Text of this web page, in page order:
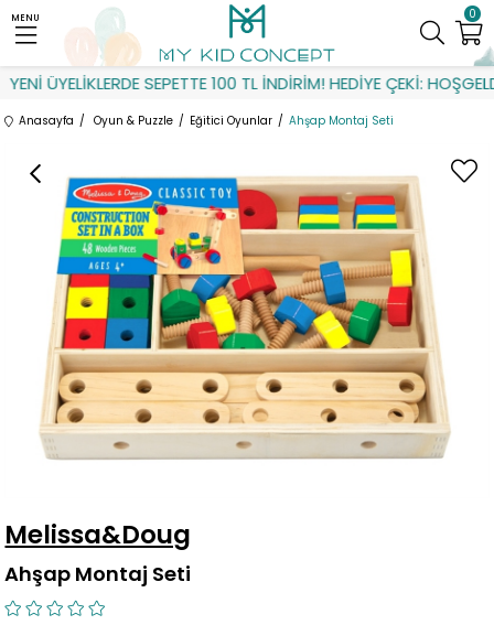
ÜYELİKLERDE SEPETTE 100 TL İNDİRİM! HEDİYE ÇEKİ: HOŞGELDİN
0
MENU
Anasayfa Oyun & Puzzle Eğitici Oyunlar Ahşap Montaj Seti
Melissa&Doug
Ahşap Montaj Seti